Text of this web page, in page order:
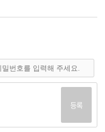
등록